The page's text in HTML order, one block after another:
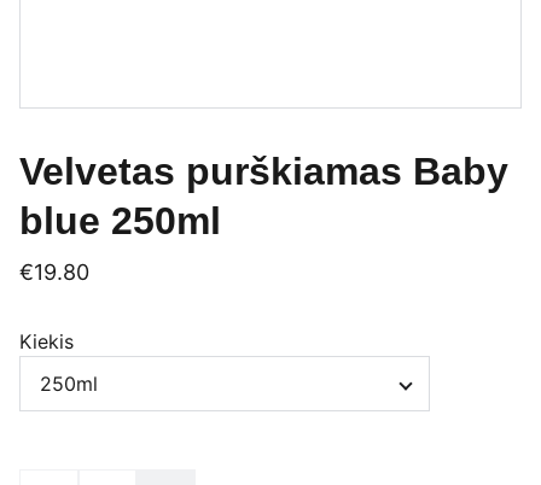
Velvetas purškiamas Baby
blue 250ml
€19.80
Kiekis